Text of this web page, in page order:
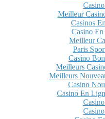
Meilleur
Casinos
Casino
Meilleur
Paris
Casino
Meilleurs
Meilleurs
Casino
Casino En